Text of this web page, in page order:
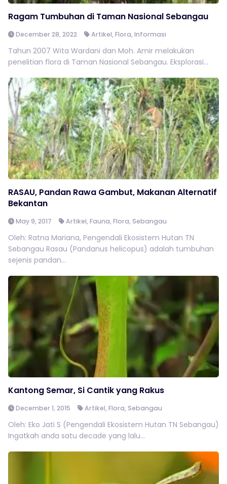
Ragam Tumbuhan di Taman Nasional Sebangau
December 28, 2022 Artikel,Flora,Informasi
Tahun 2007 Wita Wardani dan Moh. Amir melakukan
penelitian flora di Taman Nasional Sebangau. Eksplorasi...
RASAU, Pandan Rawa Gambut, Makanan Alternatif
Bekantan
May 9, 2017 Artikel,Fauna,Flora,Sebangau
Oleh: Ratna Mariana, Pengendali Ekosistem Hutan TN
Sebangau Rasau (Pandanus helicopus) adalah tumbuhan
sejenis pandan...
Kantong Semar, Si Cantik yang Rakus
December 1, 2015 Artikel,Flora,Sebangau
Oleh: Eko Jati S (Pengendali Ekosistem Hutan TN Sebangau)
Ingatkah anda satu decade yang lalu...